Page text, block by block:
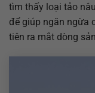
tìm thấy loại tảo
để giúp ngăn ngừa
tiên ra mắt dòng